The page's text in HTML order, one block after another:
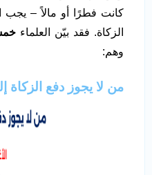
كانت فطرًا أو مالاً – يجب
الزكاة. فقد بيّن العلماء
وهم:
من لا يجوز دفع الزكاة